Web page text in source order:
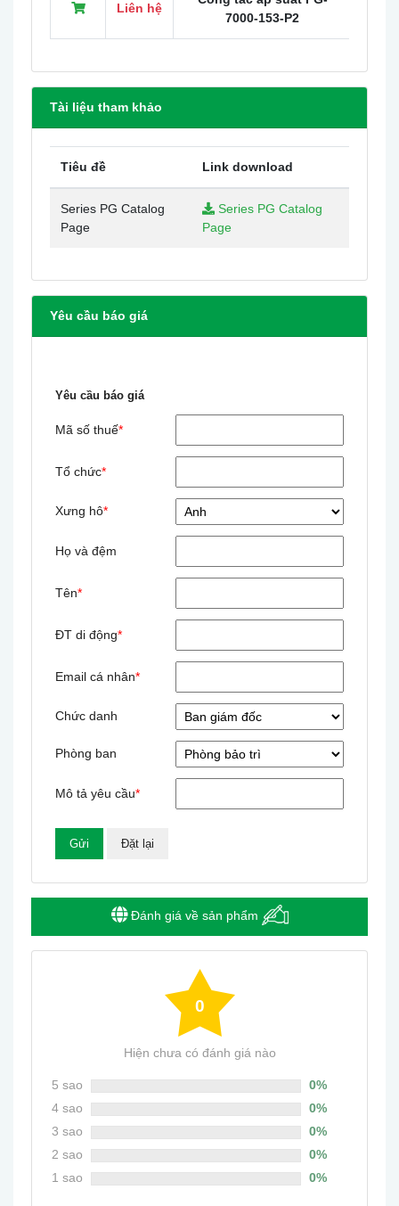
Liên hệ
7000-153-P2
Tài liệu tham khảo
Tiêu đề Link download
Series PG Catalog
Page
Series PG Catalog
Page
Yêu cầu báo giá
Yêu cầu báo giá
Mã số thuế*
Tổ chức*
Xưng hô*
Họ và đệm
Tên*
ĐT di động*
Email cá nhân*
Chức danh
Phòng ban
Mô tả yêu cầu*
Đánh giá về sản phẩm
0
Hiện chưa có đánh giá nào
5 sao
0%
4 sao
0%
3 sao
0%
2 sao
0%
1 sao
0%